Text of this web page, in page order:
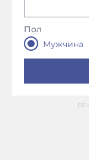
Пол
Мужчина